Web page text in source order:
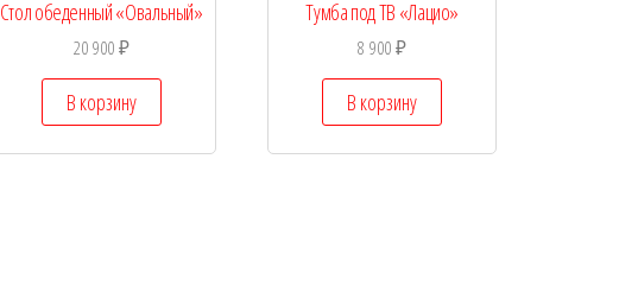
Стол обеденный «Овальный»
20 900₽
В корзину
Тумба под ТВ «Лацио»
8 900₽
В корзину